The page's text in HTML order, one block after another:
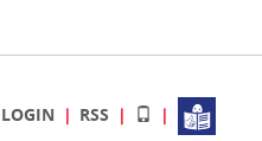
LOGIN RSS